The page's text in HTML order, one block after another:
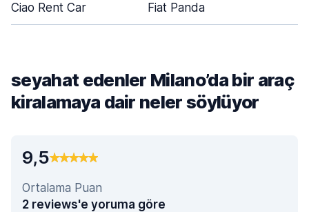
Ciao Rent Car Fiat Panda
seyahat edenler Milano’da bir araç
kiralamaya dair neler söylüyor
9,5
Ortalama Puan
2 reviews'e yoruma göre